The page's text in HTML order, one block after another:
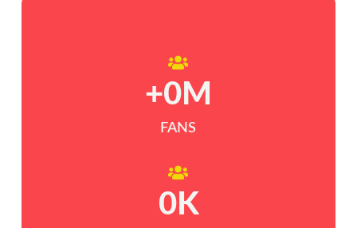
FANS
+0 M
0K